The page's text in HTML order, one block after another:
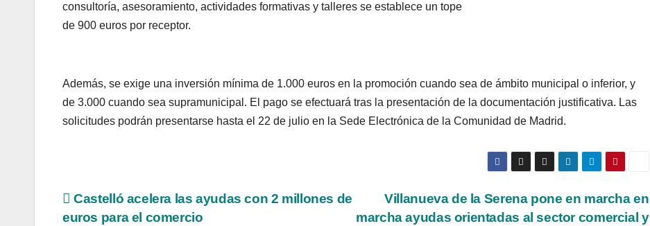
consultoría, asesoramiento, actividades formativas y talleres se establece un tope
de 900 euros por receptor.
Además, se exige una inversión mínima de 1.000 euros en la promoción cuando sea de ámbito municipal o inferior, y
de 3.000 cuando sea supramunicipal. El pago se efectuará tras la presentación de la documentación justificativa. Las
solicitudes podrán presentarse hasta el 22 de julio en la Sede Electrónica de la Comunidad de Madrid.
Navegación
Villanueva de la Serena pone en marcha en
marcha ayudas orientadas al sector comercial y
Castelló acelera las ayudas con 2 millones de
euros para el comercio